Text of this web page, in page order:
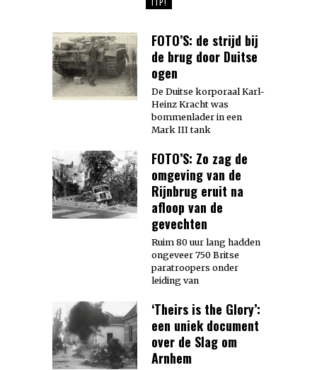
FOTO’S: de strijd bij
de brug door Duitse
ogen
De Duitse korporaal Karl-
Heinz Kracht was
bommenlader in een
Mark III tank
FOTO’S: Zo zag de
omgeving van de
Rijnbrug eruit na
afloop van de
gevechten
Ruim 80 uur lang hadden
ongeveer 750 Britse
paratroopers onder
leiding van
‘Theirs is the Glory’:
een uniek document
over de Slag om
Arnhem